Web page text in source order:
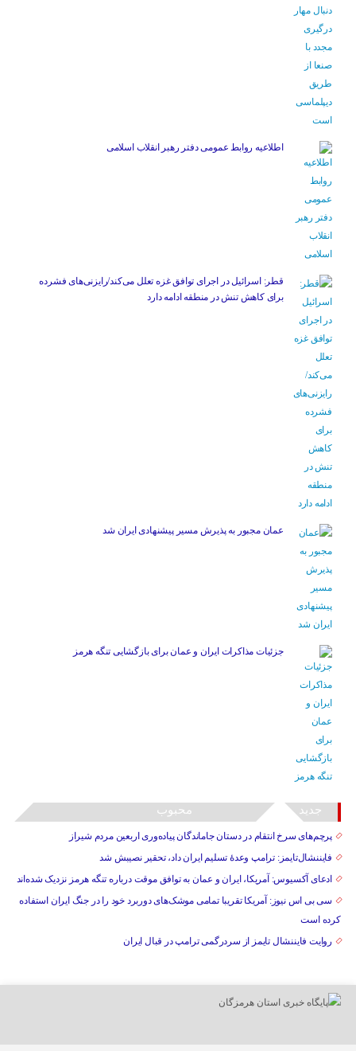
اطلاعیه روابط عمومی دفتر رهبر انقلاب اسلامی
قطر: اسرائیل در اجرای توافق غزه تعلل می‌کند/رایزنی‌های فشرده
برای کاهش تنش در منطقه ادامه دارد
عمان مجبور به پذیرش مسیر پیشنهادی ایران شد
جزئیات مذاکرات ایران و عمان برای بازگشایی تنگه هرمز
جدید محبوب
پرچم‌های سرخ انتقام در دستان جاماندگان پیاده‌وری اربعین مردم شیراز
فایننشال‌تایمز: ترامپ وعدۀ تسلیم ایران داد، تحقیر نصیبش شد
ادعای آکسیوس: آمریکا، ایران و عمان به توافق موقت درباره تنگه هرمز نزدیک شده‌اند
سی بی اس نیوز: آمریکا تقریبا تمامی موشک‌های دوربرد خود را در جنگ ایران استفاده
کرده است
روایت فایننشال تایمز از سردرگمی ترامپ در قبال ایران